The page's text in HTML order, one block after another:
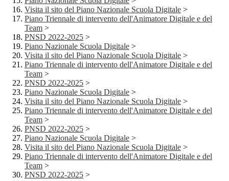
Visita il sito del Piano Nazionale Scuola Digitale >
Piano Triennale di intervento dell'Animatore Digitale e del
Team >
PNSD 2022-2025 >
Piano Nazionale Scuola Digitale >
Visita il sito del Piano Nazionale Scuola Digitale >
Piano Triennale di intervento dell'Animatore Digitale e del
Team >
PNSD 2022-2025 >
Piano Nazionale Scuola Digitale >
Visita il sito del Piano Nazionale Scuola Digitale >
Piano Triennale di intervento dell'Animatore Digitale e del
Team >
PNSD 2022-2025 >
Piano Nazionale Scuola Digitale >
Visita il sito del Piano Nazionale Scuola Digitale >
Piano Triennale di intervento dell'Animatore Digitale e del
Team >
PNSD 2022-2025 >